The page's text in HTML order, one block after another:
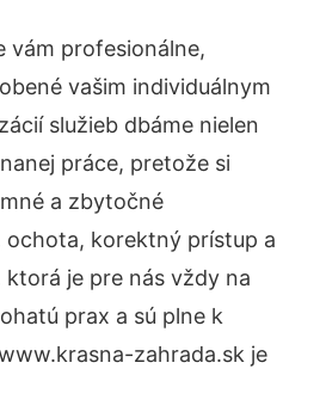
vám profesionálne,
vašim individuálnym
služieb dbáme nielen
práce, pretože si
a zbytočné
korektný prístup a
je pre nás vždy na
prax a sú plne k
zahrada.sk je